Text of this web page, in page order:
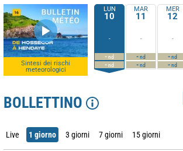
Sintesi dei rischi
meteorologici
LUN
10
-
-nd
-nd
MAR
11
-
-nd
-nd
MER
12
-
-nd
-nd
BOLLETTINO
Live 1 giorno 3 giorni 7 giorni 15 giorni